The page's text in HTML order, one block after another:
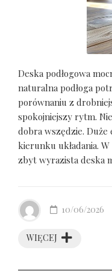
Deska podłogowa
naturalna podłoga
porównaniu z
spokojniejszy rytm.
dobra wszędzie.
kierunku układania.
zbyt wyrazista deska
WIĘCEJ
10/06/2026